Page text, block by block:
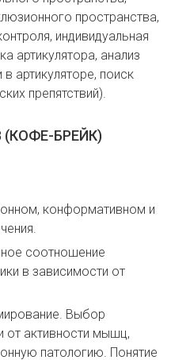
пространства,
индивидуальная
артикулятора, анализ
артикуляторе, поиск
препятствий).
(КОФЕ-БРЕЙК)
конформативном и
соотношение
в зависимости от
Выбор
от активности мышц,
патологию. Понятие